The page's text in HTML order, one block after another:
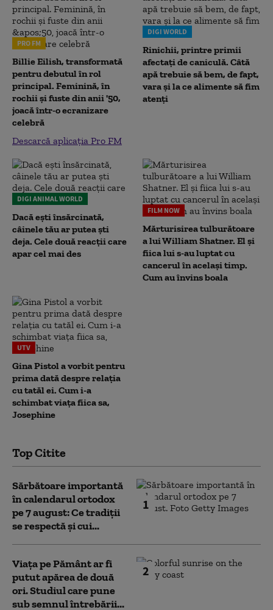
PRO FM
Billie Eilish, transformată
pentru debutul în rol
principal. Feminină, în
rochii și fuste din anii '50,
joacă într-o ecranizare
celebră
Descarcă aplicația Pro FM
DIGI WORLD
Rinichii, printre primii
afectați de caniculă. Câtă
apă trebuie să bem, de fapt,
vara și la ce alimente să fim
atenți
DIGI ANIMAL WORLD
Dacă ești însărcinată,
câinele tău ar putea ști
deja. Cele două reacții care
apar cel mai des
FILM NOW
Mărturisirea tulburătoare
a lui William Shatner. El și
fiica lui s-au luptat cu
cancerul în același timp.
Cum au învins boala
UTV
Gina Pistol a vorbit pentru
prima dată despre relația
cu tatăl ei. Cum i-a
schimbat viața fiica sa,
Josephine
Top Citite
1
Sărbătoare importantă
în calendarul ortodox
pe 7 august: Ce tradiții
se respectă și cui...
2
Viața pe Pământ ar fi
putut apărea de două
ori. Studiul care pune
sub semnul întrebării...